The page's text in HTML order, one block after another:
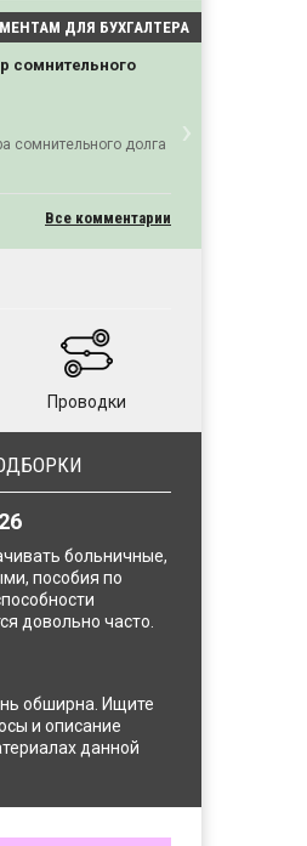
ДЛЯ БУХГАЛТЕРА
сомнительного
сомнительного долга
›Next
Все комментарии
Проводки
больничные,
пособия по
довольно часто.
обширна. Ищите
и описание
данной